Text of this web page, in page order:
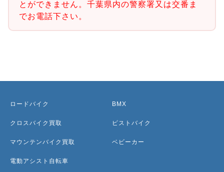
とができません。千葉県内の警察署又は交番ま
でお電話下さい。
ロードバイク
クロスバイク買取
マウンテンバイク買取
電動アシスト自転車
BMX
ピストバイク
ベビーカー